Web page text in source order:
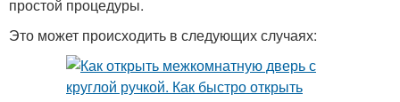
простой процедуры.
Это может происходить в следующих случаях: